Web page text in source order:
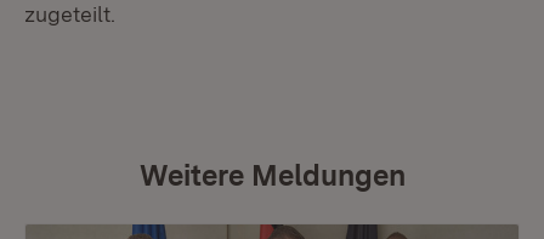
zugeteilt.
Weitere Meldungen